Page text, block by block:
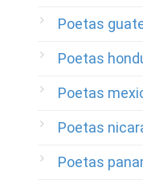
Poetas
Poetas
Poetas
Poetas
Poetas